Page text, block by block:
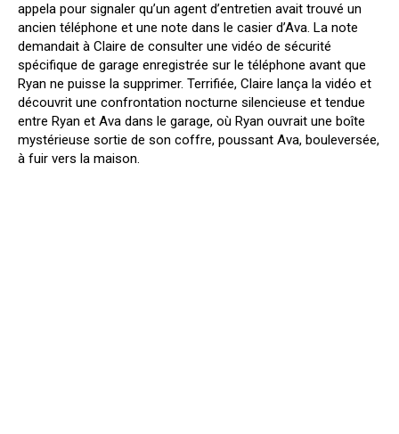
appela pour signaler qu’un agent d’entretien avait trouvé un
ancien téléphone et une note dans le casier d’Ava. La note
demandait à Claire de consulter une vidéo de sécurité
spécifique de garage enregistrée sur le téléphone avant que
Ryan ne puisse la supprimer. Terrifiée, Claire lança la vidéo et
découvrit une confrontation nocturne silencieuse et tendue
entre Ryan et Ava dans le garage, où Ryan ouvrait une boîte
mystérieuse sortie de son coffre, poussant Ava, bouleversée,
à fuir vers la maison.